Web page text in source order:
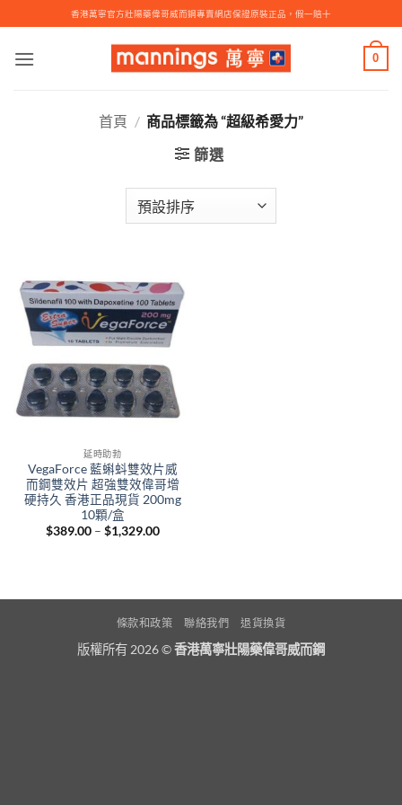
to
content
香港萬寧官方壯陽藥偉哥威而鋼專賣網店保證原裝正品，假一賠十
0
首頁 / 商品標籤為 “超級希愛力”
篩選
延時助勃
VegaForce 藍蝌蚪雙效片威
而鋼雙效片 超強雙效偉哥增
硬持久 香港正品現貨 200mg
10顆/盒
$389.00 – $1,329.00Price
條款和政策 聯絡我們 退貨換貨
版權所有 2026 ©香港萬寧壯陽藥偉哥威而鋼